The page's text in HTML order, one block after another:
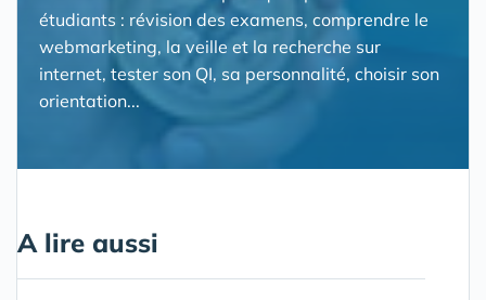
étudiants : révision des examens, comprendre le
webmarketing, la veille et la recherche sur
internet, tester son QI, sa personnalité, choisir son
orientation...
A lire aussi